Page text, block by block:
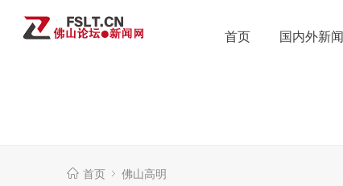
首页 国内外新闻
首页 佛山高明